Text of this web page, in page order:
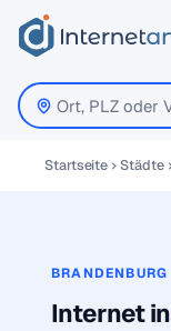
Startseite Städte
BRANDENBURG
Internet in